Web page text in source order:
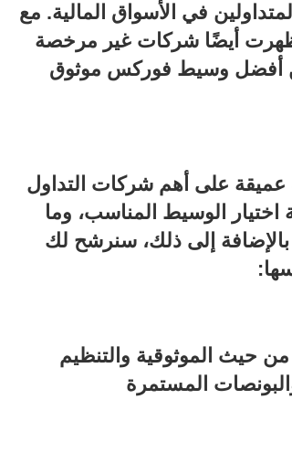
في الأسواق المالية. مع
ظهرت أيضًا شركات غير مرخصة
أفضل وسيط فوركس موثوق
عميقة على أهم شركات التداول
اختيار الوسيط المناسب، وما
إلى ذلك، سنرشح لك